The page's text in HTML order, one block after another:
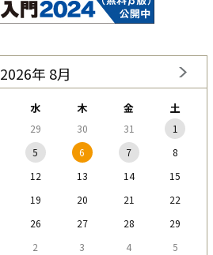
2026年 8月
水 木 金 土
29 30 31
1
5 6 7
8
12 13 14
15
19 20 21
22
26 27 28
29
2 3 4 5